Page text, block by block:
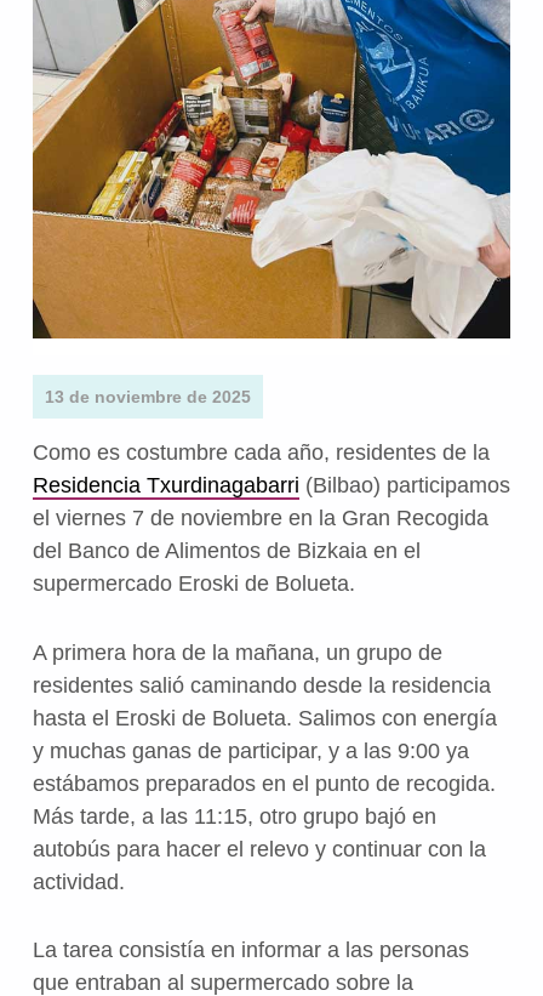
13 de noviembre de 2025
Como es costumbre cada año, residentes de la
Residencia Txurdinagabarri (Bilbao) participamos
el viernes 7 de noviembre en la Gran Recogida
del Banco de Alimentos de Bizkaia en el
supermercado Eroski de Bolueta.
A primera hora de la mañana, un grupo de
residentes salió caminando desde la residencia
hasta el Eroski de Bolueta. Salimos con energía
y muchas ganas de participar, y a las 9:00 ya
estábamos preparados en el punto de recogida.
Más tarde, a las 11:15, otro grupo bajó en
autobús para hacer el relevo y continuar con la
actividad.
La tarea consistía en informar a las personas
que entraban al supermercado sobre la